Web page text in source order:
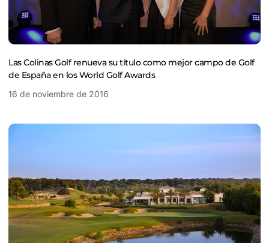
Las Colinas Golf renueva su título como mejor campo de Golf
de España en los World Golf Awards
16 de noviembre de 2016